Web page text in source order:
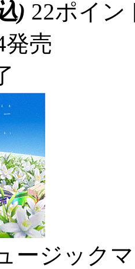
) 22ポイ
発売
ージック